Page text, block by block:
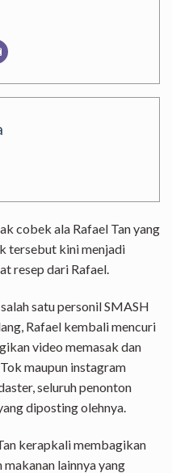
cobek ala Rafael Tan yang
tersebut kini menjadi
resep dari Rafael.
satu personil SMASH
Rafael kembali mencuri
video memasak dan
maupun instagram
seluruh penonton
diposting olehnya.
kerapkali membagikan
lainnya yang